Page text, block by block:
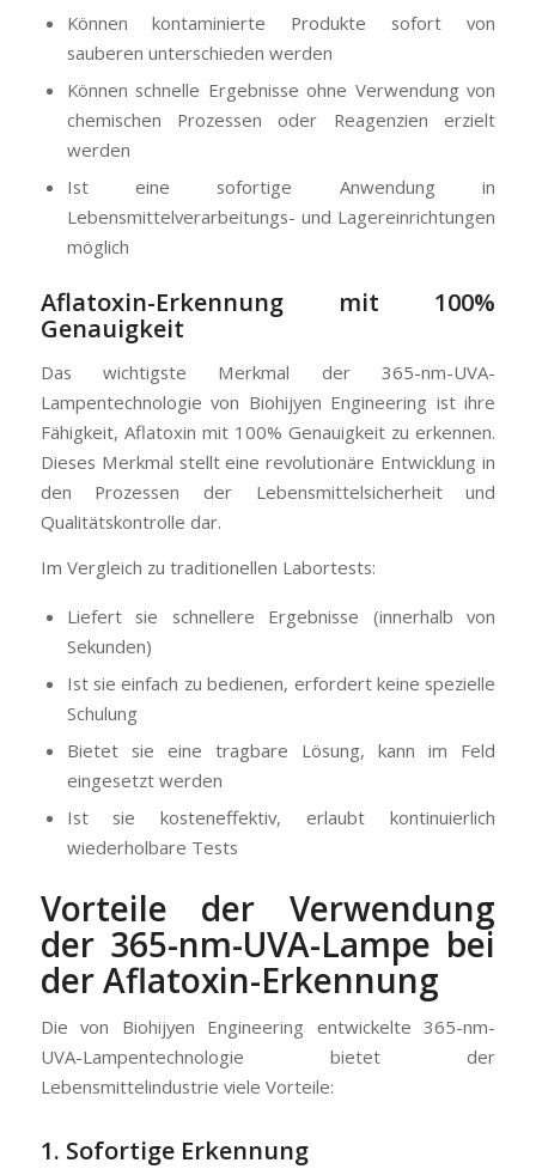
Können kontaminierte Produkte sofort von
sauberen unterschieden werden
Können schnelle Ergebnisse ohne Verwendung von
chemischen Prozessen oder Reagenzien erzielt
werden
Ist eine sofortige Anwendung in
Lebensmittelverarbeitungs- und Lagereinrichtungen
möglich
Aflatoxin-Erkennung mit 100%
Genauigkeit
Das wichtigste Merkmal der 365-nm-UVA-
Lampentechnologie von Biohijyen Engineering ist ihre
Fähigkeit, Aflatoxin mit 100% Genauigkeit zu erkennen.
Dieses Merkmal stellt eine revolutionäre Entwicklung in
den Prozessen der Lebensmittelsicherheit und
Qualitätskontrolle dar.
Im Vergleich zu traditionellen Labortests:
Liefert sie schnellere Ergebnisse (innerhalb von
Sekunden)
Ist sie einfach zu bedienen, erfordert keine spezielle
Schulung
Bietet sie eine tragbare Lösung, kann im Feld
eingesetzt werden
Ist sie kosteneffektiv, erlaubt kontinuierlich
wiederholbare Tests
Vorteile der Verwendung
der 365-nm-UVA-Lampe bei
der Aflatoxin-Erkennung
Die von Biohijyen Engineering entwickelte 365-nm-
UVA-Lampentechnologie bietet der
Lebensmittelindustrie viele Vorteile:
1. Sofortige Erkennung